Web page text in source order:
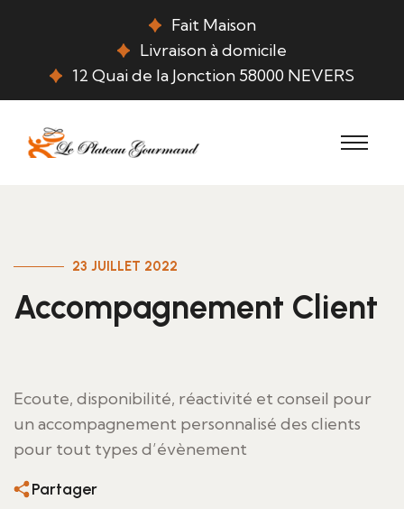
Fait Maison
Livraison à domicile
12 Quai de la Jonction 58000 NEVERS
23 JUILLET 2022
Accompagnement Client
Ecoute, disponibilité, réactivité et conseil pour
un accompagnement personnalisé des clients
pour tout types d’évènement
Partager